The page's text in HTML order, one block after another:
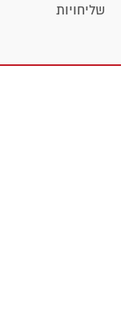
שליחויות